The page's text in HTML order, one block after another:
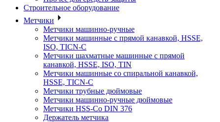
Строительное оборудование
Метчики
Метчики машинно-ручные
Метчики машинные с прямой канавкой, HSSE,
ISO, TICN-C
Метчики шахматные машинные с прямой
канавкой, HSSE, ISO, TIN
Метчики машинные со спиральной канавкой,
HSSE, TICN-C
Метчики трубные дюймовые
Метчики машинно-ручные дюймовые
Метчики HSS-Co DIN 376
Держатель метчика